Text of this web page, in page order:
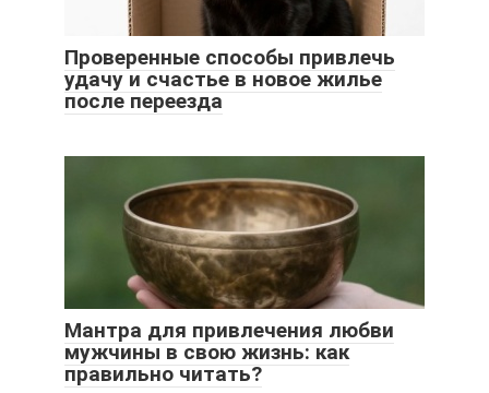
Проверенные способы привлечь
удачу и счастье в новое жилье
после переезда
Мантра для привлечения любви
мужчины в свою жизнь: как
правильно читать?